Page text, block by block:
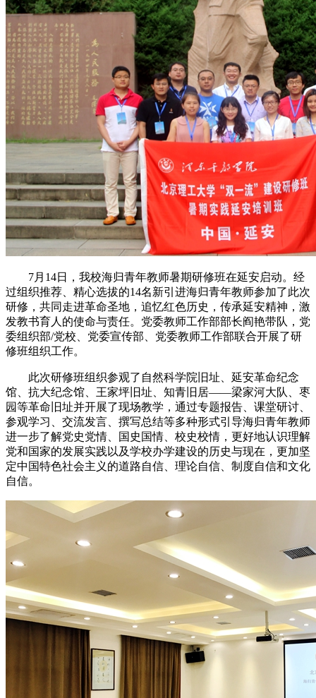
7月14日，我校海归青年教师暑期研修班在延安启动。经
过组织推荐、精心选拔的14名新引进海归青年教师参加了此次
研修，共同走进革命圣地，追忆红色历史，传承延安精神，激
发教书育人的使命与责任。党委教师工作部部长阎艳带队，党
委组织部/党校、党委宣传部、党委教师工作部联合开展了研
修班组织工作。
此次研修班组织参观了自然科学院旧址、延安革命纪念
馆、抗大纪念馆、王家坪旧址、知青旧居——梁家河大队、枣
园等革命旧址并开展了现场教学，通过专题报告、课堂研讨、
参观学习、交流发言、撰写总结等多种形式引导海归青年教师
进一步了解党史党情、国史国情、校史校情，更好地认识理解
党和国家的发展实践以及学校办学建设的历史与现在，更加坚
定中国特色社会主义的道路自信、理论自信、制度自信和文化
自信。